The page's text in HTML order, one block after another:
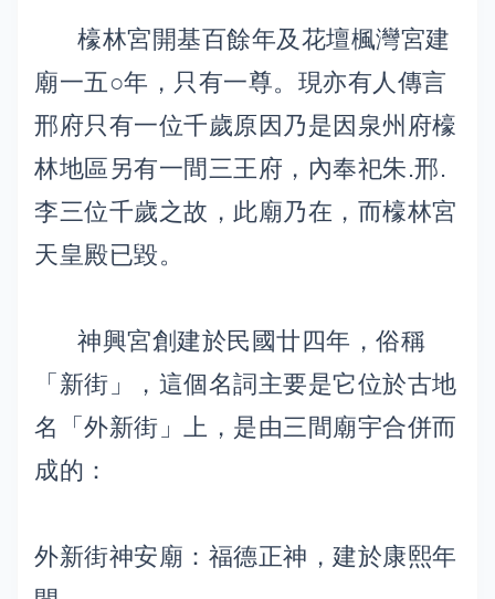
檺林宮開基百餘年及花壇楓灣宮建
廟一五○年，只有一尊。現亦有人傳言
邢府只有一位千歲原因乃是因泉州府檺
林地區另有一間三王府，內奉祀朱.邢.
李三位千歲之故，此廟乃在，而檺林宮
天皇殿已毀。
神興宮創建於民國廿四年，俗稱
「新街」，這個名詞主要是它位於古地
名「外新街」上，是由三間廟宇合併而
成的：
外新街神安廟：福德正神，建於康熙年